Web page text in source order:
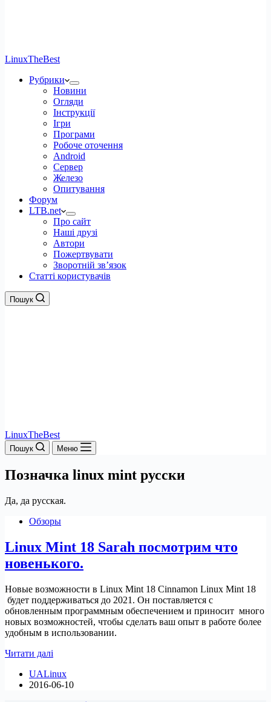
LinuxTheBest
Рубрики
Новини
Огляди
Інструкції
Ігри
Програми
Робоче оточення
Android
Сервер
Железо
Опитування
Форум
LTB.net
Про сайт
Наші друзі
Автори
Пожертвувати
Зворотній зв’язок
Статті користувачів
Пошук
LinuxTheBest
Пошук Меню
Позначка linux mint русски
Да, да русская.
Обзоры
Linux Mint 18 Sarah посмотрим что
новенького.
Новые возможности в Linux Mint 18 Cinnamon Linux Mint 18
будет поддерживаться до 2021. Он поставляется с
обновленным программным обеспечением и приносит много
новых возможностей, чтобы сделать ваш опыт в работе более
удобным в использовании.
Читати далі
18
Sarah
UALinux
2016-06-10